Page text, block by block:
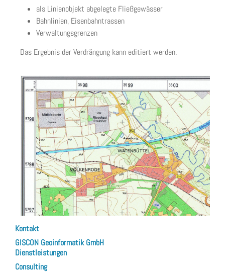
als Linienobjekt abgelegte Fließgewässer
Bahnlinien, Eisenbahntrassen
Verwaltungsgrenzen
Das Ergebnis der Verdrängung kann editiert werden.
Kontakt
GISCON Geoinformatik GmbH
Dienstleistungen
Consulting